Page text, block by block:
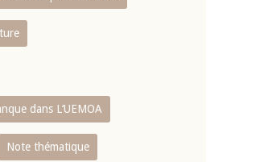
dans L‘UEMOA
Note thématique